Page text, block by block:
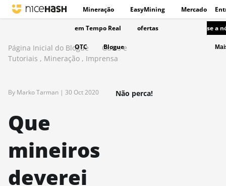
Mineração EasyMining Mercado
em Tempo Real ofertas
OTC Blogue
se a
Página Inicial do Blogue
Guias e
Tutoriais , Mineração , Imprensa
By Marko Tarman | 30 Oct 2020
Que
mineiros
deverei
Não perca!